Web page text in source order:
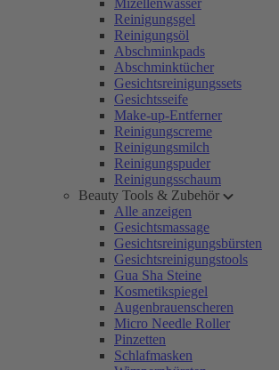
Mizellenwasser
Reinigungsgel
Reinigungsöl
Abschminkpads
Abschminktücher
Gesichtsreinigungssets
Gesichtsseife
Make-up-Entferner
Reinigungscreme
Reinigungsmilch
Reinigungspuder
Reinigungsschaum
Beauty Tools & Zubehör
Alle anzeigen
Gesichtsmassage
Gesichtsreinigungsbürsten
Gesichtsreinigungstools
Gua Sha Steine
Kosmetikspiegel
Augenbrauenscheren
Micro Needle Roller
Pinzetten
Schlafmasken